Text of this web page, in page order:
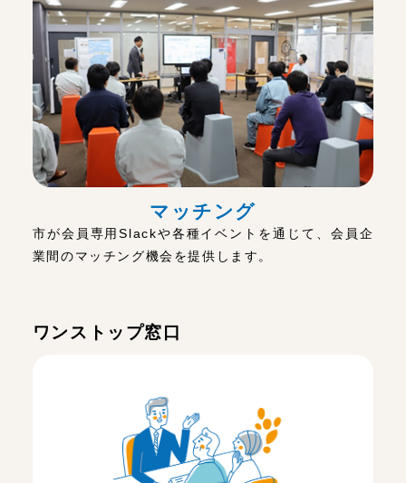
マッチング
市が会員専用Slackや各種イベントを通じて、会員企
業間のマッチング機会を提供します。
ワンストップ窓口